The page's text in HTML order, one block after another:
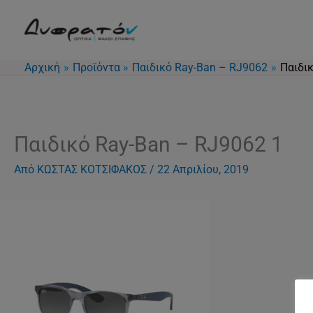
Αρχική
Προϊόντα Παιδικό Ray-Ban – RJ9062
Παιδικό Ray-Ban – RJ9062 1
Από ΚΩΣΤΑΣ ΚΟΤΣΙΦΑΚΟΣ / 22 Απριλίου, 2019